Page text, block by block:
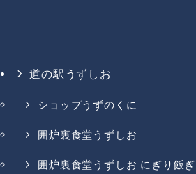
道の駅うずしお
ショップうずのくに
囲炉裏食堂うずしお
囲炉裏食堂うずしお にぎり飯ぎ